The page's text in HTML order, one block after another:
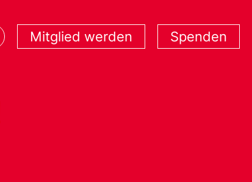
Mitglied werden Spenden